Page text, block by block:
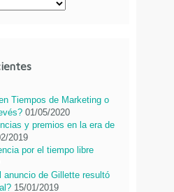
Tiempos de Marketing o
01/05/2020
y premios en la era de
2019
por el tiempo libre
anuncio de Gillette resultó
15/01/2019